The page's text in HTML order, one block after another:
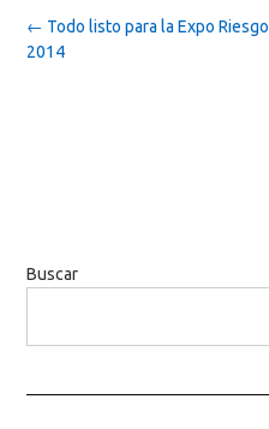
Post
navigation
← Todo listo para la Expo Riesgo
2014
Buscar